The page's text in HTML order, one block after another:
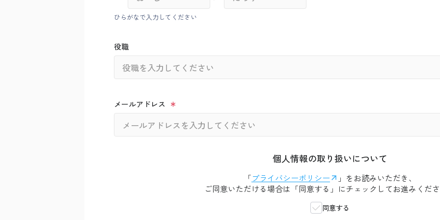
ひらがなで入力してください
役職
メールアドレス
個人情報の取り扱いについて
「プライバシーポリシー
」をお読みいただき、
ご同意いただける場合は「同意する」にチェックしてお進みくだ
同意する